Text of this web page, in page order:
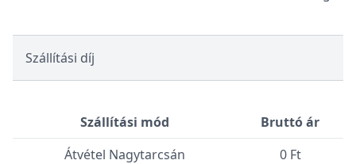
Szállítási díj
Szállítási mód
Bruttó ár
Átvétel Nagytarcsán
0 Ft